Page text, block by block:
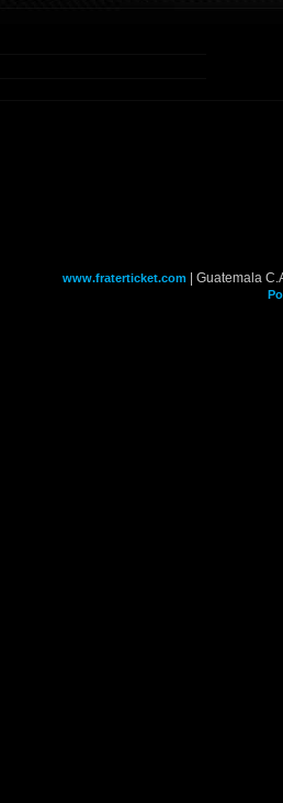
www.fraterticket.com | Guatemala